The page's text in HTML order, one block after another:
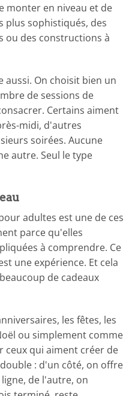
monter en niveau et de
plus sophistiqués, des
ou des constructions à
aussi. On choisit bien un
de sessions de
Certains aiment
midi, d'autres
soirées. Aucune
autre. Seul le type
adultes est une de ces
parce qu'elles
à comprendre. Ce
une expérience. Et cela
de cadeaux
les fêtes, les
ou simplement comme
qui aiment créer de
: d'un côté, on offre
de l'autre, on